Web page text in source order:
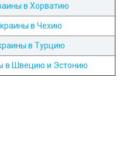
в Хорватию
в Чехию
в Турцию
в Швецию и Эстонию